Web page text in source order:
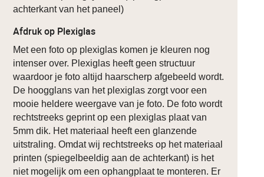
achterkant van het paneel)
Afdruk op Plexiglas
Met een foto op plexiglas komen je kleuren nog
intenser over. Plexiglas heeft geen structuur
waardoor je foto altijd haarscherp afgebeeld wordt.
De hoogglans van het plexiglas zorgt voor een
mooie heldere weergave van je foto. De foto wordt
rechtstreeks geprint op een plexiglas plaat van
5mm dik. Het materiaal heeft een glanzende
uitstraling. Omdat wij rechtstreeks op het materiaal
printen (spiegelbeeldig aan de achterkant) is het
niet mogelijk om een ophangplaat te monteren. Er